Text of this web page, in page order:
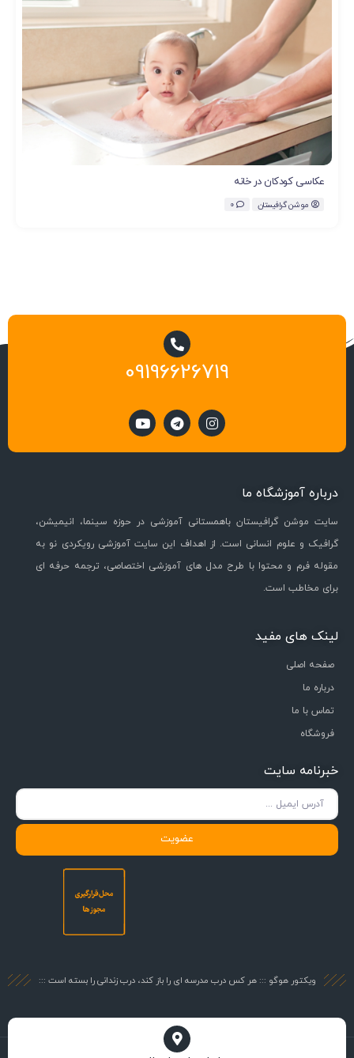
عکاسی کودکان در خانه
موشن گرافیستان 0
09196626719
درباره آموزشگاه ما
سایت موشن گرافیستان باهمستانی آموزشی در حوزه سینما، انیمیشن،
گرافیک و علوم انسانی است. از اهداف این سایت آموزشی رویکردی نو به
مقوله فرم و محتوا با طرح مدل های آموزشی اختصاصی، ترجمه حرفه ای
برای مخاطب است.
لینک های مفید
صفحه اصلی
درباره ما
تماس با ما
فروشگاه
خبرنامه سایت
عضویت
ویکتور هوگو ::: هر کس درب مدرسه ای را باز کند، درب زندانی را بسته است :::